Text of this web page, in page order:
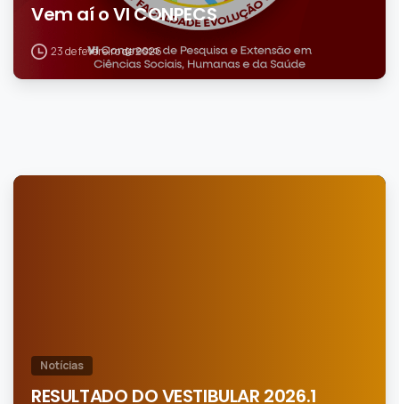
Vem aí o VI CONPECS
23 de fevereiro de 2026
Notícias
RESULTADO DO VESTIBULAR 2026.1